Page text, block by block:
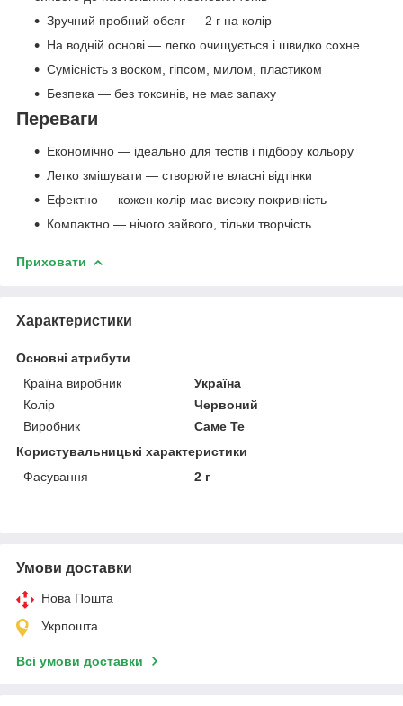
Зручний пробний обсяг — 2 г на колір
На водній основі — легко очищується і швидко сохне
Сумісність з воском, гіпсом, милом, пластиком
Безпека — без токсинів, не має запаху
Переваги
Економічно — ідеально для тестів і підбору кольору
Легко змішувати — створюйте власні відтінки
Ефектно — кожен колір має високу покривність
Компактно — нічого зайвого, тільки творчість
Приховати
Характеристики
Основні атрибути
Країна виробник
Україна
Колір
Червоний
Виробник
Саме Те
Користувальницькі характеристики
Фасування
2 г
Умови доставки
Нова Пошта
Укрпошта
Всі умови доставки